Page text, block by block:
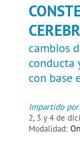
cambios
conducta
con base
Impartido
2, 3 y 4 de
Modalidad: